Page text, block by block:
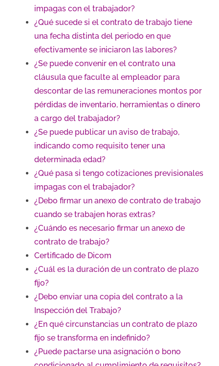
impagas con el trabajador?
¿Qué sucede si el contrato de trabajo tiene
una fecha distinta del periodo en que
efectivamente se iniciaron las labores?
¿Se puede convenir en el contrato una
cláusula que faculte al empleador para
descontar de las remuneraciones montos por
pérdidas de inventario, herramientas o dinero
a cargo del trabajador?
¿Se puede publicar un aviso de trabajo,
indicando como requisito tener una
determinada edad?
¿Qué pasa si tengo cotizaciones previsionales
impagas con el trabajador?
¿Debo firmar un anexo de contrato de trabajo
cuando se trabajen horas extras?
¿Cuándo es necesario firmar un anexo de
contrato de trabajo?
Certificado de Dicom
¿Cuál es la duración de un contrato de plazo
fijo?
¿Debo enviar una copia del contrato a la
Inspección del Trabajo?
¿En qué circunstancias un contrato de plazo
fijo se transforma en indefinido?
¿Puede pactarse una asignación o bono